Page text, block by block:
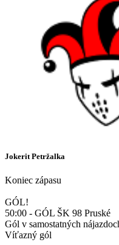
Jokerit Petržalka
Koniec zápasu
GÓL!
50:00 - GÓL ŠK 98 Pruské
Gól v samostatných
Víťazný gól